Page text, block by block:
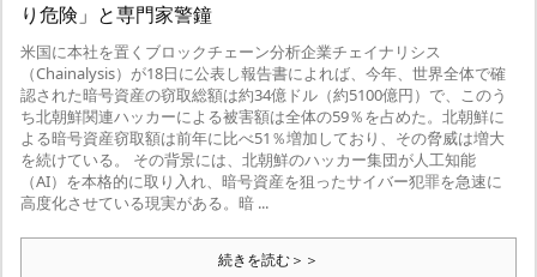
り危険」と専門家警鐘
米国に本社を置くブロックチェーン分析企業チェイナリシス
（Chainalysis）が18日に公表し報告書によれば、今年、世界全体で確
認された暗号資産の窃取総額は約34億ドル（約5100億円）で、このう
ち北朝鮮関連ハッカーによる被害額は全体の59％を占めた。北朝鮮に
よる暗号資産窃取額は前年に比べ51％増加しており、その脅威は増大
を続けている。 その背景には、北朝鮮のハッカー集団が人工知能
（AI）を本格的に取り入れ、暗号資産を狙ったサイバー犯罪を急速に
高度化させている現実がある。暗 ...
続きを読む＞＞